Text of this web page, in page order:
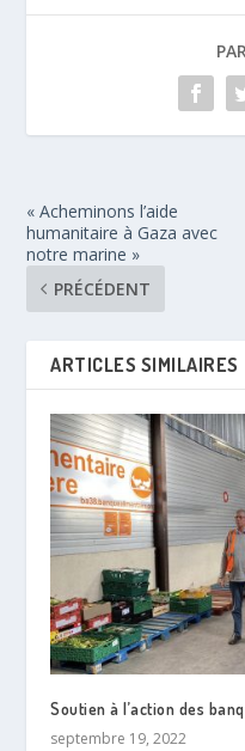
« Acheminons l’aide
humanitaire à Gaza avec
notre marine »
PRÉCÉDENT
ARTICLES SIMILAIRES
Soutien à l’action des
septembre 19, 2022